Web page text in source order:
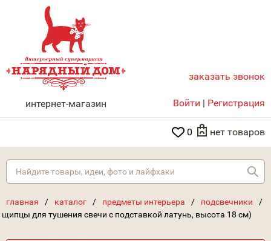
НАРЯДНЫЙ ДОМ
интернет-магазин
заказать звонок
Войти | Регистрация
0 нет товаров
главная / каталог / предметы интерьера / подсвечники
/
щипцы для тушения свечи с подставкой латунь, высота 18 см)